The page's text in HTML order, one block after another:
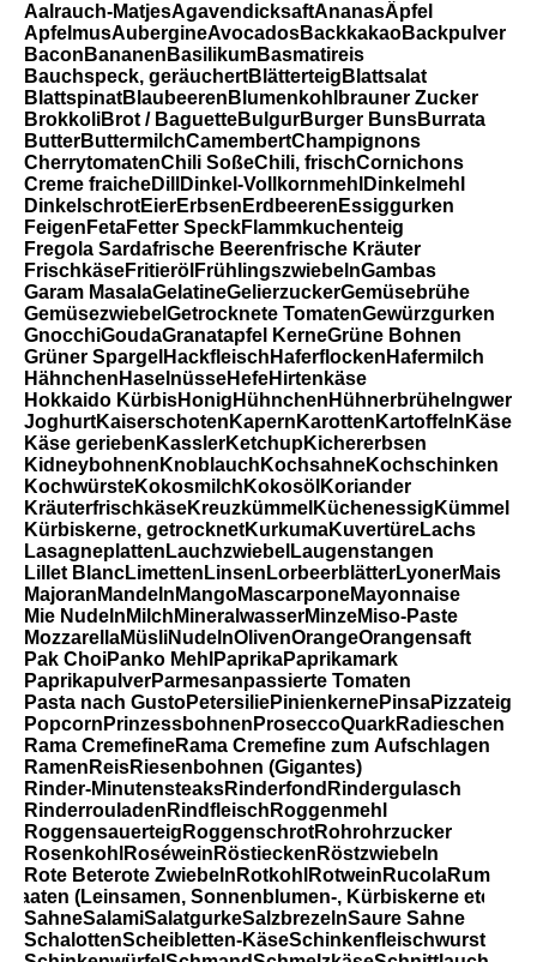
Aalrauch-MatjesAgavendicksaftAnanasÄpfel
ApfelmusAubergineAvocadosBackkakaoBackpulver
Bacon Bananen BasilikumBasmatireis
Bauchspeck, geräuchertBlätterteig Blattsalat
BlattspinatBlaubeeren Blumenkohl brauner Zucker
BrokkoliBrot / BaguetteBulgurBurger BunsBurrata
ButterButtermilchCamembertChampignons
CherrytomatenChili SoßeChili, frischCornichons
Creme fraicheDill Dinkel-Vollkornmehl Dinkelmehl
DinkelschrotEierErbsen Erdbeeren Essiggurken
Feigen FetaFetter SpeckFlammkuchenteig
Fregola Sardafrische Beerenfrische Kräuter
FrischkäseFritieröl FrühlingszwiebelnGambas
Garam MasalaGelatineGelierzuckerGemüsebrühe
Gemüsezwiebel Getrocknete TomatenGewürzgurken
GnocchiGoudaGranatapfel KerneGrüne Bohnen
Grüner Spargel Hackfleisch Haferflocken Hafermilch
Hähnchen HaselnüsseHefeHirtenkäse
Hokkaido KürbisHonig Hühnchen Hühnerbrühe Ingwer
JoghurtKaiserschoten Kapern Karotten Kartoffeln Käse
Käse gerieben KasslerKetchupKichererbsen
Kidneybohnen Knoblauch KochsahneKochschinken
KochwürsteKokosmilch Kokosöl Koriander
KräuterfrischkäseKreuzkümmel Küchenessig Kümmel
Kürbiskerne, getrocknetKurkumaKuvertüreLachs
Lasagneplatten Lauchzwiebel Laugenstangen
Lillet BlancLimetten Linsen LorbeerblätterLyonerMais
Majoran Mandeln MangoMascarponeMayonnaise
Mie Nudeln Milch MineralwasserMinzeMiso-Paste
MozzarellaMüsliNudelnOlivenOrangeOrangensaft
Pak ChoiPanko Mehl PaprikaPaprikamark
PaprikapulverParmesanpassierte Tomaten
Pasta nach GustoPetersiliePinienkernePinsaPizzateig
Popcorn Prinzessbohnen ProseccoQuarkRadieschen
Rama CremefineRama Cremefine zum Aufschlagen
Ramen ReisRiesenbohnen (Gigantes)
Rinder-MinutensteaksRinderfond Rindergulasch
Rinderrouladen Rindfleisch Roggenmehl
Roggensauerteig RoggenschrotRohrohrzucker
Rosenkohl Roséwein Röstiecken Röstzwiebeln
Rote Beterote Zwiebeln Rotkohl Rotwein RucolaRum
Saaten (Leinsamen, Sonnenblumen-, Kürbiskerne etc):
SahneSalamiSalatgurkeSalzbrezelnSaure Sahne
SchalottenScheibletten-KäseSchinkenfleischwurst